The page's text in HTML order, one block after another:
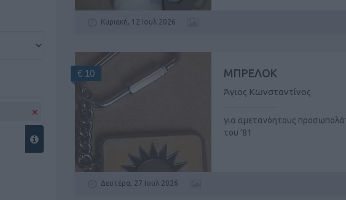
×
Κυριακή, 12 Ιουλ 2026
ΜΠΡΕΛΟΚ
Άγιος Κωνσταντίνος
για αμετανόητους
του '81
€ 10
Δευτέρα, 27 Ιουλ 2026